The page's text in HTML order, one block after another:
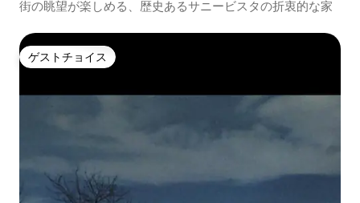
街の眺望が楽しめる、歴史あるサニービスタの折衷的な家
ゲストチョイス
ゲストチョイス